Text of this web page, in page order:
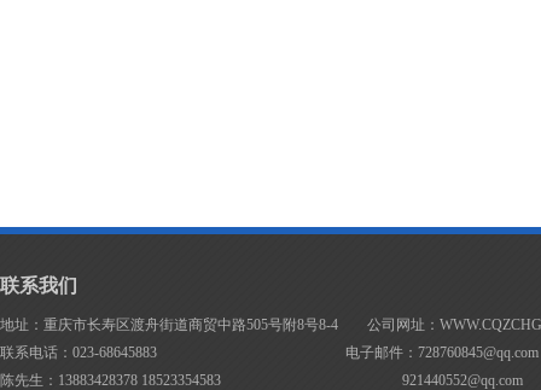
联系我们
地址：重庆市长寿区渡舟街道商贸中路505号附8号8-4 公司网址：
联系电话：023-68645883 电子邮件：728760845@qq.com
陈先生：13883428378 18523354583 921440552@qq.com